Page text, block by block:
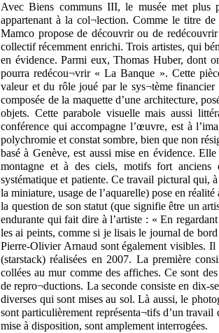
Avec Biens communs III, le musée met plus
appartenant à la col¬lection. Comme le titre
Mamco propose de découvrir ou de
collectif récemment enrichi. Trois artistes, qui
en évidence. Parmi eux, Thomas Huber, dont
pourra redécou¬vrir « La Banque ». Cette
valeur et du rôle joué par le sys¬tème financier
composée de la maquette d’une architecture,
objets. Cette parabole visuelle mais aussi
conférence qui accompagne l’œuvre, est à
polychromie et constat sombre, bien que non
basé à Genève, est aussi mise en évidence.
montagne et à des ciels, motifs fort anciens
systématique et patiente. Ce travail pictural qui,
la miniature, usage de l’aquarelle) pose en
la question de son statut (que signifie être un
endurante qui fait dire à l’artiste : « En
les ai peints, comme si je lisais le journal de
Pierre-Olivier Arnaud sont également visibles.
(starstack) réalisées en 2007. La première
collées au mur comme des affiches. Ce sont
de repro¬ductions. La seconde consiste en dix-
diverses qui sont mises au sol. Là aussi, le
sont particulièrement représenta¬tifs d’un travail
mise à disposition, sont amplement interrogées.